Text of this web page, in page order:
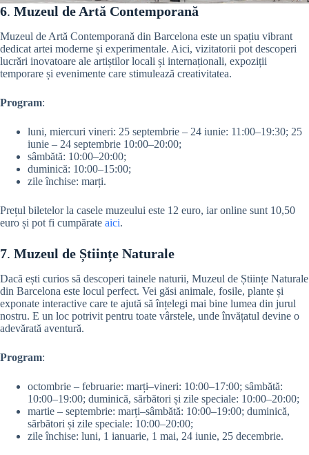
6. Muzeul de Artă Contemporană
Muzeul de Artă Contemporană din Barcelona este un spațiu vibrant
dedicat artei moderne și experimentale. Aici, vizitatorii pot descoperi
lucrări inovatoare ale artiștilor locali și internaționali, expoziții
temporare și evenimente care stimulează creativitatea.
Program:
luni, miercuri vineri: 25 septembrie – 24 iunie: 11:00–19:30; 25
iunie – 24 septembrie 10:00–20:00;
sâmbătă: 10:00–20:00;
duminică: 10:00–15:00;
zile închise: marți.
Prețul biletelor la casele muzeului este 12 euro, iar online sunt 10,50
euro și pot fi cumpărate aici.
7. Muzeul de Științe Naturale
Dacă ești curios să descoperi tainele naturii, Muzeul de Științe Naturale
din Barcelona este locul perfect. Vei găsi animale, fosile, plante și
exponate interactive care te ajută să înțelegi mai bine lumea din jurul
nostru. E un loc potrivit pentru toate vârstele, unde învățatul devine o
adevărată aventură.
Program:
octombrie – februarie: marți–vineri: 10:00–17:00; sâmbătă:
10:00–19:00; duminică, sărbători și zile speciale: 10:00–20:00;
martie – septembrie: marți–sâmbătă: 10:00–19:00; duminică,
sărbători și zile speciale: 10:00–20:00;
zile închise: luni, 1 ianuarie, 1 mai, 24 iunie, 25 decembrie.